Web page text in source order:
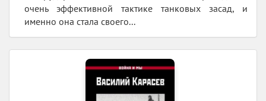
очень эффективной тактике танковых засад, и
именно она стала своего...